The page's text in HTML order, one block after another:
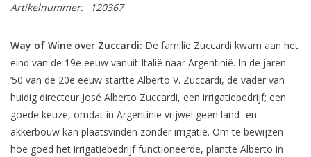
Artikelnummer: 120367
Way of Wine over Zuccardi: De familie Zuccardi kwam aan het
eind van de 19e eeuw vanuit Italië naar Argentinië. In de jaren
’50 van de 20e eeuw startte Alberto V. Zuccardi, de vader van
huidig directeur José Alberto Zuccardi, een irrigatiebedrijf; een
goede keuze, omdat in Argentinië vrijwel geen land- en
akkerbouw kan plaatsvinden zonder irrigatie. Om te bewijzen
hoe goed het irrigatiebedrijf functioneerde, plantte Alberto in